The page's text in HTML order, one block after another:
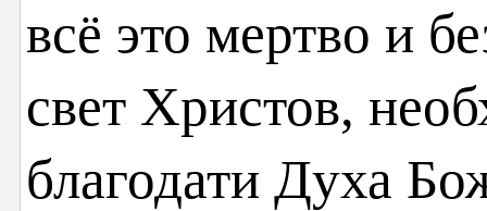
всё это мертво и
свет Христов,
благодати Духа